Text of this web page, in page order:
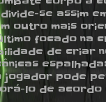
se assim
outro mais
focado na
de criar
jogador pode
lo de